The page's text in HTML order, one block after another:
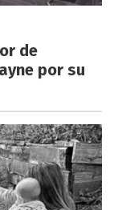
de
por su